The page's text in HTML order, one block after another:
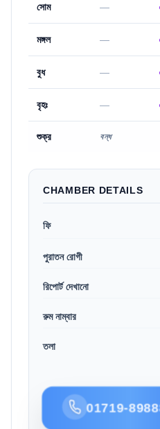
সোম —
মঙ্গল —
বুধ —
বৃহঃ —
শুক্র বন্ধ
CHAMBER DETAILS
ফি
পুরাতন রোগী
রিপোর্ট দেখানো
রুম নাম্বার
তলা
01719-